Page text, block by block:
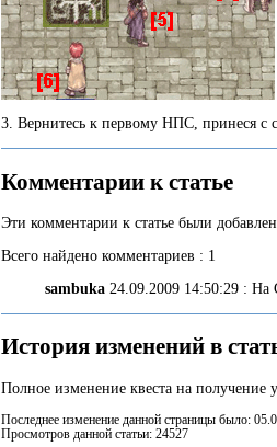
3. Вернитесь к первому НПС, принеся с
Комментарии к статье
Эти комментарии к статье были
Всего найдено комментариев : 1
sambuka24.09.2009 14:50:29 : На
История изменений в
Полное изменение квеста на получение
Последнее изменение данной страницы было:
Просмотров данной статьи: 24527